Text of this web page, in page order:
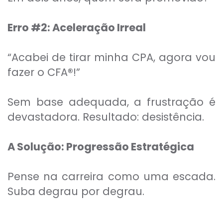
Erro #2: Aceleração Irreal
“Acabei de tirar minha CPA, agora vou
fazer o CFA®!”
Sem base adequada, a frustração é
devastadora. Resultado: desistência.
A Solução: Progressão Estratégica
Pense na carreira como uma escada.
Suba degrau por degrau.